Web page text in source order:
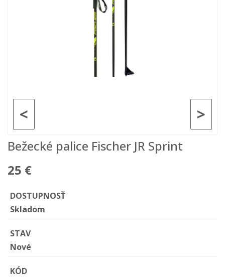
>
<
Bežecké palice Fischer JR Sprint
25 €
DOSTUPNOSŤ
Skladom
STAV
Nové
KÓD